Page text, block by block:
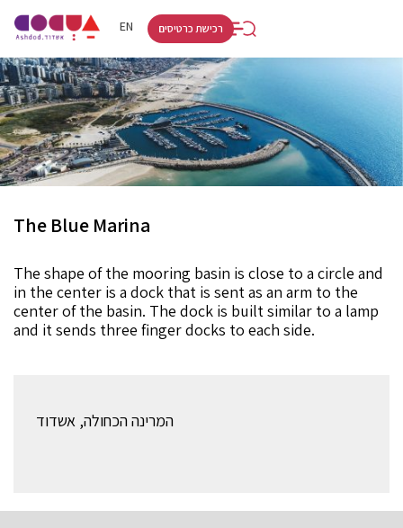
EN
HE
רכישת כרטיסים
The Blue Marina
The shape of the mooring basin is close to a circle and
in the center is a dock that is sent as an arm to the
center of the basin. The dock is built similar to a lamp
and it sends three finger docks to each side.
המרינה הכחולה, אשדוד